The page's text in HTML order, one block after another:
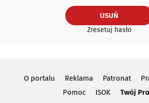
USUŃ
Zresetuj hasło
O portalu Reklama Patronat
Pomoc
ISOK Twój